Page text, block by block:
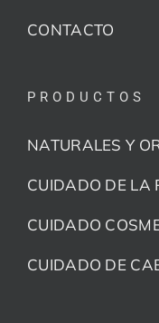
CONTACTO
PRODUCTOS
NATURALES Y
CUIDADO DE LA
CUIDADO
CUIDADO DE